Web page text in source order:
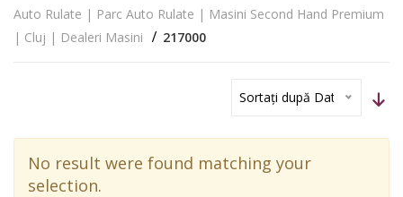
Auto Rulate | Parc Auto Rulate | Masini Second Hand Premium
| Cluj | Dealeri Masini
217000
Sortați după Dată
No result were found matching your
selection.